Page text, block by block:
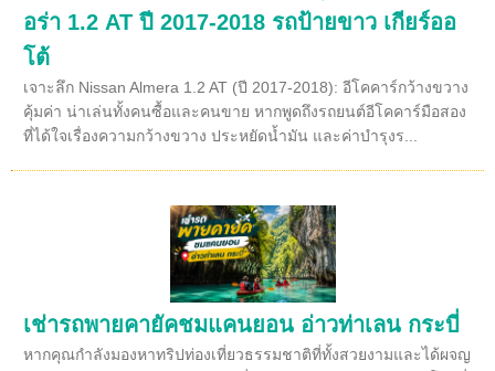
อร่า 1.2 AT ปี 2017-2018 รถป้ายขาว เกียร์ออ
โต้
เจาะลึก Nissan Almera 1.2 AT (ปี 2017-2018): อีโคคาร์กว้างขวาง
คุ้มค่า น่าเล่นทั้งคนซื้อและคนขาย หากพูดถึงรถยนต์อีโคคาร์มือสอง
ที่ได้ใจเรื่องความกว้างขวาง ประหยัดน้ำมัน และค่าบำรุงร...
เช่ารถพายคายัคชมแคนยอน อ่าวท่าเลน กระบี่
หากคุณกำลังมองหาทริปท่องเที่ยวธรรมชาติที่ทั้งสวยงามและได้ผจญ